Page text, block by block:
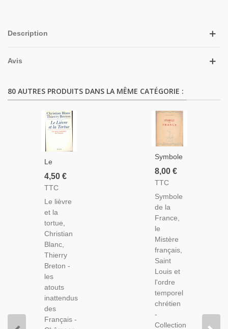
Description
Avis
80 AUTRES PRODUITS DANS LA MÊME CATÉGORIE :
Le
Lièvre Et
La
Christian
Blanc,
Thierry
Breton,
1994 -
Mondialisation
Économique,
Économie
France
Années
1990
4,50 €
TTC
Le lièvre
et la
tortue,
Christian
Blanc,
Thierry
Breton -
les
atouts
inattendus
des
Français -
Symbole
De La
France,
Cattaui,
St Louis
Et
L'ordre
Temporel
Chrétien,
1944 -
France
Chrétienne,
Monarchie,
Religion
8,00 €
TTC
Symbole
de la
France,
le
Mistère
français,
Saint
Louis et
l'ordre
temporel
chrétien
-
Collection